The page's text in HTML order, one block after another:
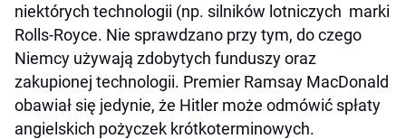
niektórych technologii (np. silników lotniczych marki
Rolls-Royce. Nie sprawdzano przy tym, do czego
Niemcy używają zdobytych funduszy oraz
zakupionej technologii. Premier Ramsay MacDonald
obawiał się jedynie, że Hitler może odmówić spłaty
angielskich pożyczek krótkoterminowych.